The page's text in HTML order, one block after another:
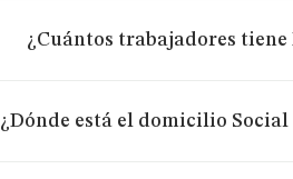
¿Cuántos trabajadores tiene
¿Dónde está el domicilio Social